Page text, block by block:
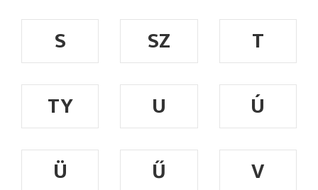
S
SZ
T
TY
U
Ú
Ü
Ű
V